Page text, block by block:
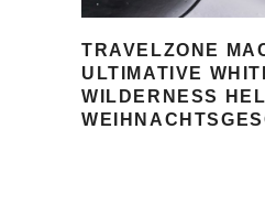
TRAVELZONE
ULTIMATIVE
WILDERNESS